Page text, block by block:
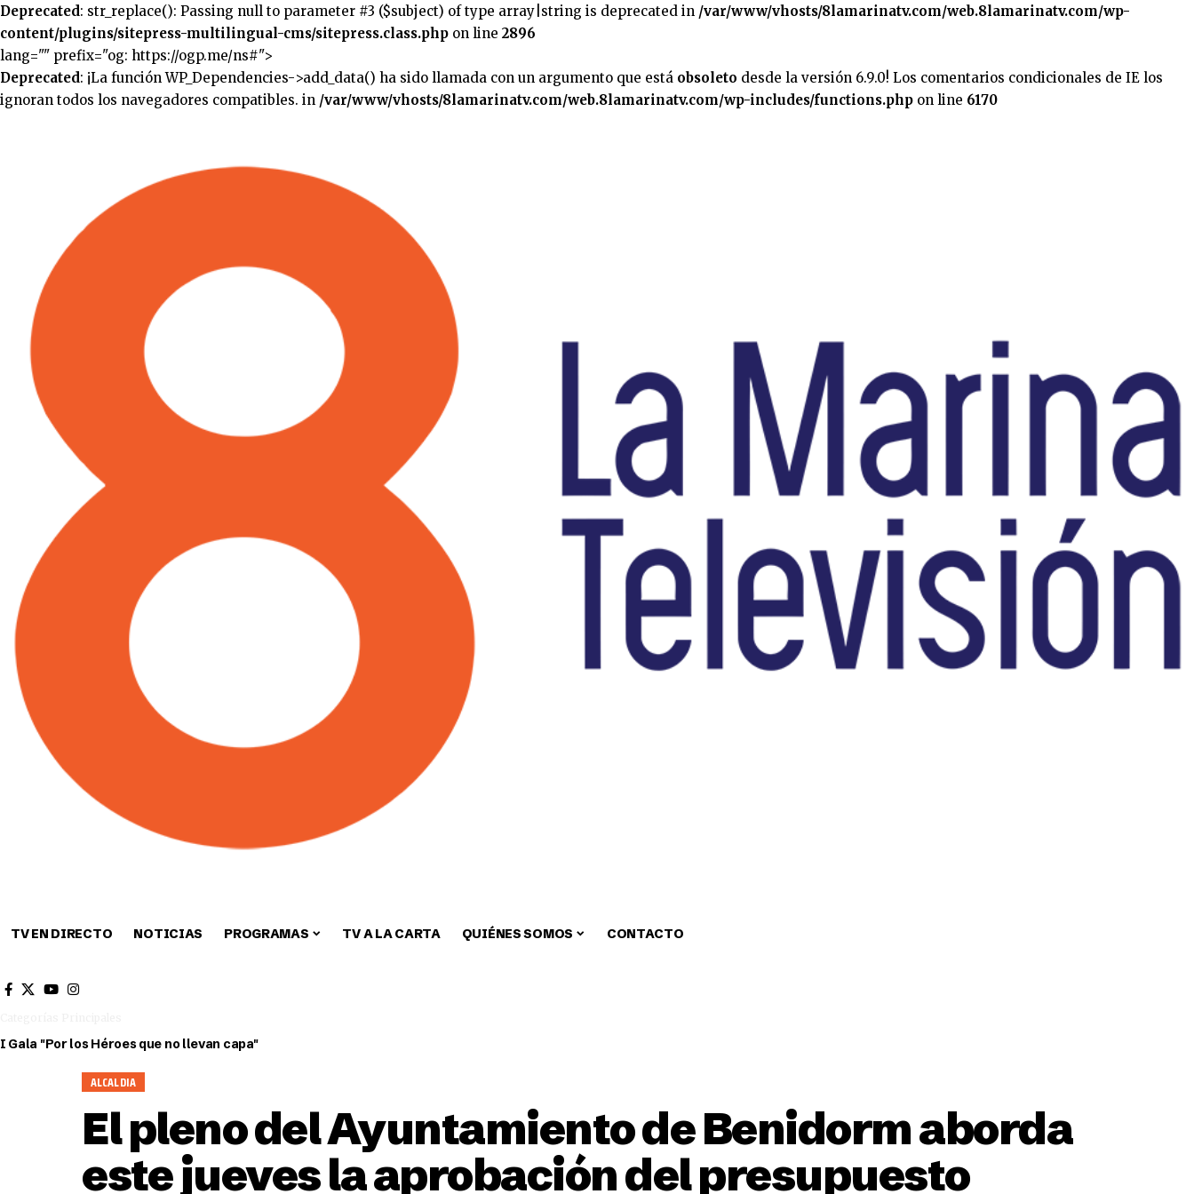
Deprecated: str_replace(): Passing null to parameter #3 ($subject) of type array|string is deprecated in /var/www/vhosts/8lamarinatv.com/web.8lamarinatv.com/wp-
content/plugins/sitepress-multilingual-cms/sitepress.class.php on line 2896
lang="" prefix="og: https://ogp.me/ns#">
Deprecated: ¡La función WP_Dependencies->add_data() ha sido llamada con un argumento que está obsoleto desde la versión 6.9.0! Los comentarios condicionales de IE los
ignoran todos los navegadores compatibles. in /var/www/vhosts/8lamarinatv.com/web.8lamarinatv.com/wp-includes/functions.php on line 6170
TV EN DIRECTO NOTICIAS PROGRAMAS TV A LA CARTA QUIÉNES SOMOS CONTACTO
I Gala "Por los Héroes que no llevan capa"
ALCALDIA
El pleno del Ayuntamiento de Benidorm aborda
este jueves la aprobación del presupuesto